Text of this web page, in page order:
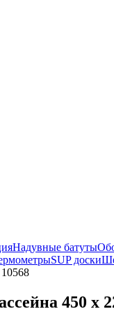
Надувные батуты
SUP доски
450 х